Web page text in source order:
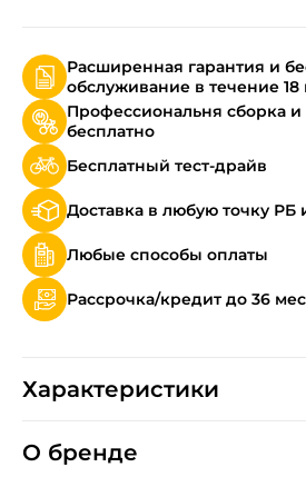
Расширенная гарантия и
обслуживание в течение 18
Профессиональня сборка и
бесплатно
Бесплатный тест-драйв
Доставка в любую точку
Любые способы оплаты
Рассрочка/кредит до 36
Характеристики
О бренде